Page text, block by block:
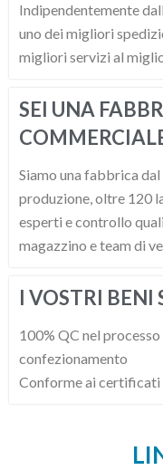
Indipendentemente
uno dei migliori
migliori servizi al
SEI UNA
Siamo una fabbrica
produzione, oltre 120
esperti e controllo
magazzino e team di
I VOSTRI BENI
100% QC nel
confezionamento
Conforme ai certificati